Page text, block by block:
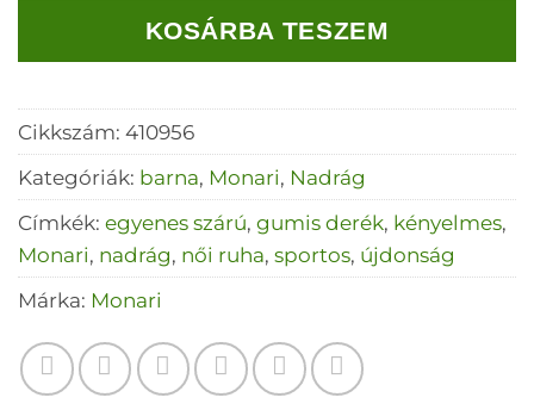
KOSÁRBA TESZEM
Cikkszám: 410956
Kategóriák: barna, Monari, Nadrág
Címkék: egyenes szárú, gumis derék, kényelmes,
Monari, nadrág, női ruha, sportos, újdonság
Márka: Monari